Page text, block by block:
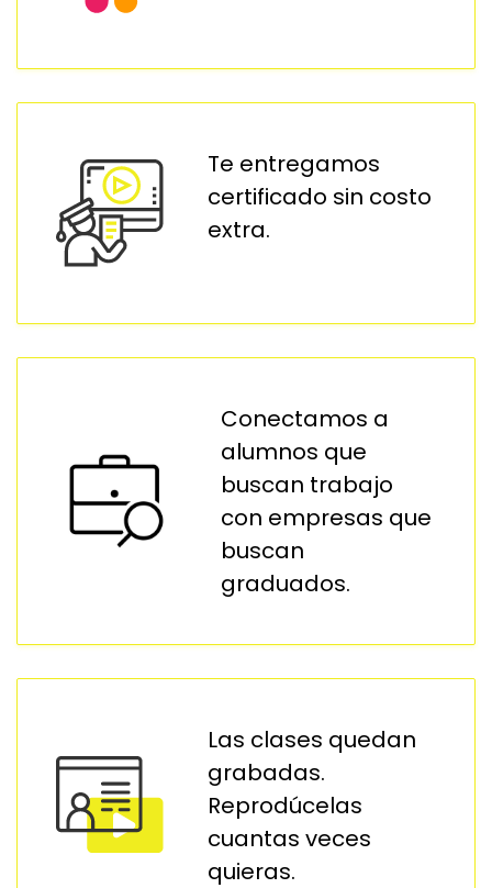
Te entregamos
certificado sin costo
extra.
Conectamos a
alumnos que
buscan trabajo
con empresas que
buscan
graduados.
Las clases quedan
grabadas.
Reprodúcelas
cuantas veces
quieras.